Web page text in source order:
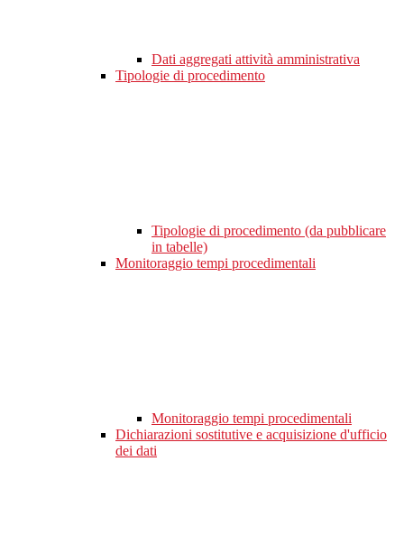
Dati aggregati attività amministrativa
Tipologie di procedimento
Tipologie di procedimento (da pubblicare
in tabelle)
Monitoraggio tempi procedimentali
Monitoraggio tempi procedimentali
Dichiarazioni sostitutive e acquisizione d'ufficio
dei dati